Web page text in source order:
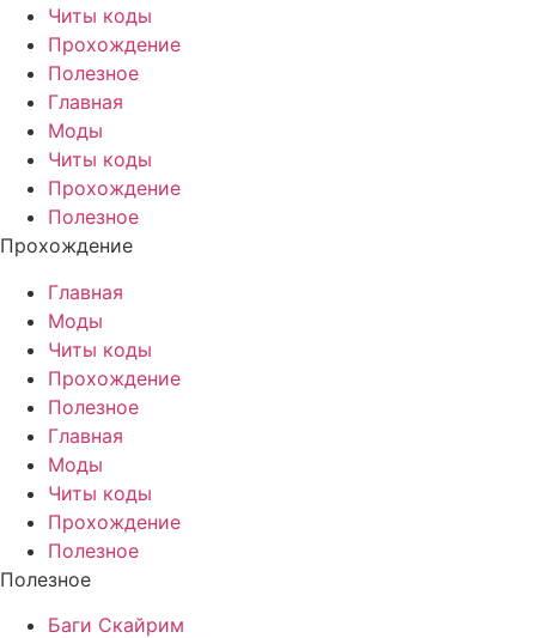
Читы коды
Прохождение
Полезное
Главная
Моды
Читы коды
Прохождение
Полезное
Прохождение
Главная
Моды
Читы коды
Прохождение
Полезное
Главная
Моды
Читы коды
Прохождение
Полезное
Полезное
Баги Скайрим